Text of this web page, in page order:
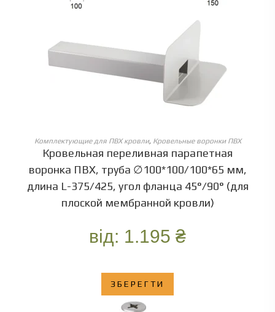
ОБЕРІТЬ ОПЦІЇ
Комплектующие для ПВХ кровли, Кровельные воронки ПВХ
Кровельная переливная парапетная
воронка ПВХ, труба ∅100*100/100*65 мм,
длина L-375/425, угол фланца 45°/90° (для
плоской мембранной кровли)
від: 1.195 ₴
ЗБЕРЕГТИ